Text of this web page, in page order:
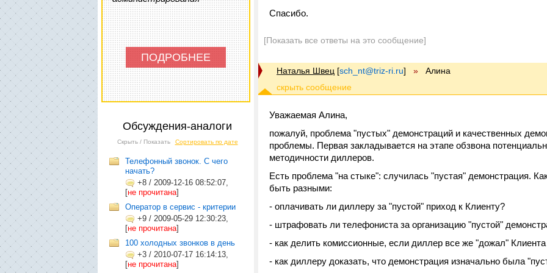
ПОДРОБНЕЕ
Обсуждения-аналоги
Скрыть / Показать Сортировать по дате
Телефонный звонок. С чего
начать?
+8 / 2009-12-16 08:52:07,
[не прочитана]
Оператор в сервис - критерии
+9 / 2009-05-29 12:30:23,
[не прочитана]
100 холодных звонков в день
+3 / 2010-07-17 16:14:13,
[не прочитана]
Спасибо.
[Показать все ответы на это сообщение]
Наталья Швец [sch_nt@triz-ri.ru] » Алина
Уважаемая Алина,
пожалуй, проблема "пустых" демонстраций и качественных
проблемы. Первая закладывается на этапе обзвона
методичности диллеров.
Есть проблема "на стыке": случилась "пустая" демонстрация.
быть разными:
- оплачивать ли диллеру за "пустой" приход к Клиенту?
- штрафовать ли телефониста за организацию "пустой"
- как делить комиссионные, если диллер все же "дожал"
- как диллеру доказать, что демонстрация изначально была